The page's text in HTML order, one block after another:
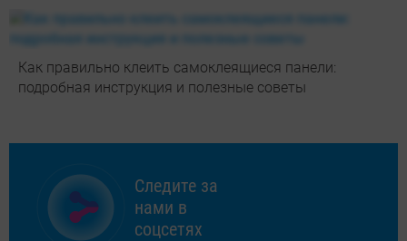
Как правильно клеить самоклеящиеся панели:
подробная инструкция и полезные советы
Следите за
нами в
соцсетях